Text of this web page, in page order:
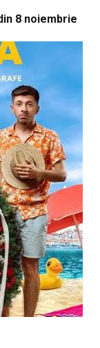
8 noiembrie